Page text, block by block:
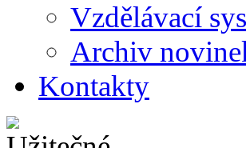
Vzdělávací
Archiv
Kontakty